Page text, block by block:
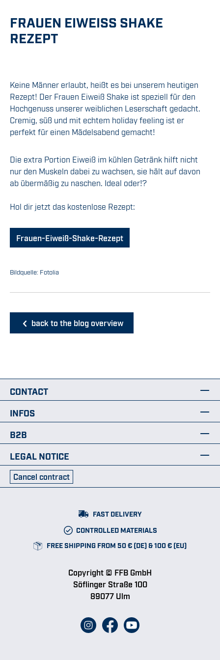
FRAUEN EIWEISS SHAKE R
EZEPT
Keine Männer erlaubt, heißt es bei unserem heutigen
Rezept! Der Frauen Eiweiß Shake ist speziell für den
Hochgenuss unserer weiblichen Leserschaft gedacht.
Cremig, süß und mit echtem holiday feeling ist er
perfekt für einen Mädelsabend gemacht!
Die extra Portion Eiweiß im kühlen Getränk hilft nicht
nur den Muskeln dabei zu wachsen, sie hält auf davon
ab übermäßig zu naschen. Ideal oder!?
Hol dir jetzt das kostenlose Rezept:
Frauen-Eiweiß-Shake-Rezept
Bildquelle: Fotolia
back to the blog overview
CONTACT
INFOS
B2B
LEGAL NOTICE
Cancel contract
FAST DELIVERY
CONTROLLED MATERIALS
FREE SHIPPING FROM 50 € (DE) & 100 € (EU)
Copyright © FFB GmbH
Söflinger Straße 100
89077 Ulm